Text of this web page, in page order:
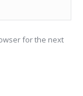
for the next